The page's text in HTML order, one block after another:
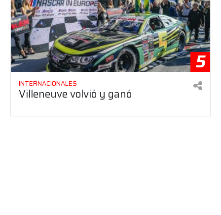
5
INTERNACIONALES
Villeneuve volvió y ganó